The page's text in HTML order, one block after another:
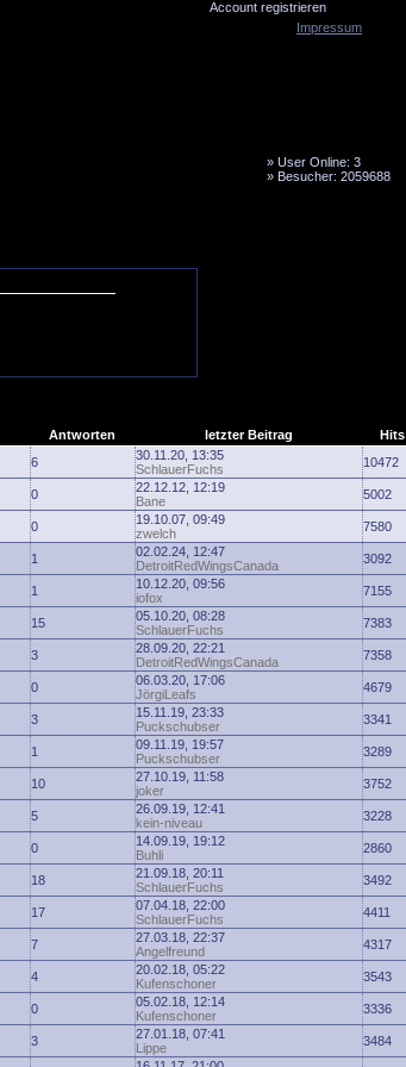
Account registrieren
» User Online: 3
» Besucher: 2059688
Antworten letzter Beitrag
Hits
6
30.11.20, 13:35
SchlauerFuchs
10472
0
22.12.12, 12:19
Bane
5002
0
19.10.07, 09:49
zwelch
7580
1
02.02.24, 12:47
DetroitRedWingsCanada
3092
1
10.12.20, 09:56
iofox
7155
15
05.10.20, 08:28
SchlauerFuchs
7383
3
28.09.20, 22:21
DetroitRedWingsCanada
7358
0
06.03.20, 17:06
JörgiLeafs
4679
3
15.11.19, 23:33
Puckschubser
3341
1
09.11.19, 19:57
Puckschubser
3289
10
27.10.19, 11:58
joker
3752
5
26.09.19, 12:41
kein-niveau
3228
0
14.09.19, 19:12
Buhli
2860
18
21.09.18, 20:11
SchlauerFuchs
3492
17
07.04.18, 22:00
SchlauerFuchs
4411
7
27.03.18, 22:37
Angelfreund
4317
4
20.02.18, 05:22
Kufenschoner
3543
0
05.02.18, 12:14
Kufenschoner
3336
3
27.01.18, 07:41
Lippe
3484
Impressum